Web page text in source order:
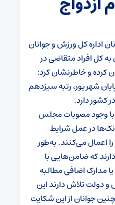
اداره کل ورزش و جوانان
کل افراد متقاضی در
عنوان کرده و خاطرنشان کرد:
شهریور، رتبه سیزدهم
کشور دارد.
وجود مصوبات مجلس
در عمل شرایط
اعمال می‌کنند. به‌طور
که ضامن‌هایی با
مدارک اضافی مطالبه
دولت تلاش دارند این
جوانان از این شکایت